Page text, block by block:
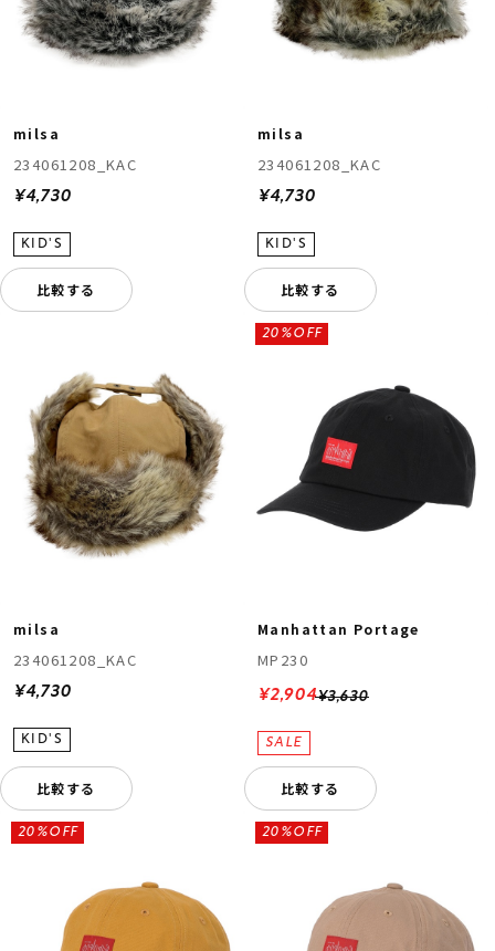
milsa
234061208_KAC
¥4,730
比較する
milsa
234061208_KAC
¥4,730
比較する
milsa
234061208_KAC
¥4,730
比較する
Manhattan Portage
MP230
¥3,630
20%OFF
¥2,904
比較する
20%OFF 20%OFF